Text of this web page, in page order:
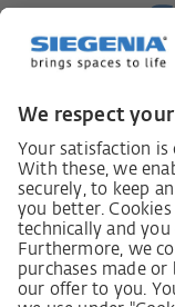
German supply
Code of Conduct
Policy statement
Complaints